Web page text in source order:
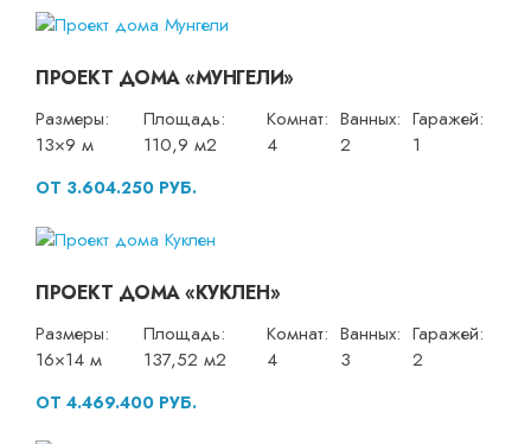
ПРОЕКТ ДОМА «МУНГЕЛИ»
Размеры:
13×9 м
Площадь:
110,9 м2
Комнат:
4
Ванных:
2
Гаражей:
1
ОТ 3.604.250 РУБ.
ПРОЕКТ ДОМА «КУКЛЕН»
Размеры:
16×14 м
Площадь:
137,52 м2
Комнат:
4
Ванных:
3
Гаражей:
2
ОТ 4.469.400 РУБ.